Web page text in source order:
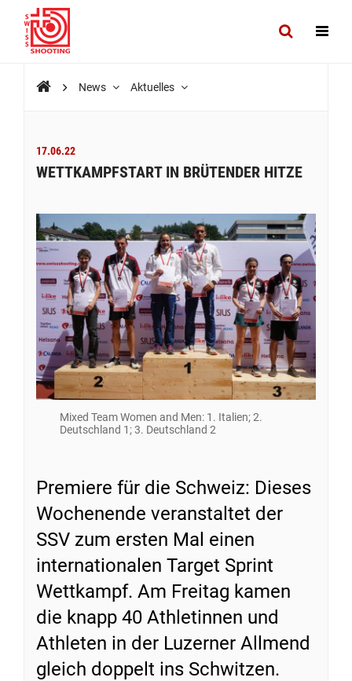
News Aktuelles
17.06.22
WETTKAMPFSTART IN BRÜTENDER HITZE
Mixed Team Women and Men: 1. Italien; 2.
Deutschland 1; 3. Deutschland 2
Premiere für die Schweiz: Dieses
Wochenende veranstaltet der
SSV zum ersten Mal einen
internationalen Target Sprint
Wettkampf. Am Freitag kamen
die knapp 40 Athletinnen und
Athleten in der Luzerner Allmend
gleich doppelt ins Schwitzen.